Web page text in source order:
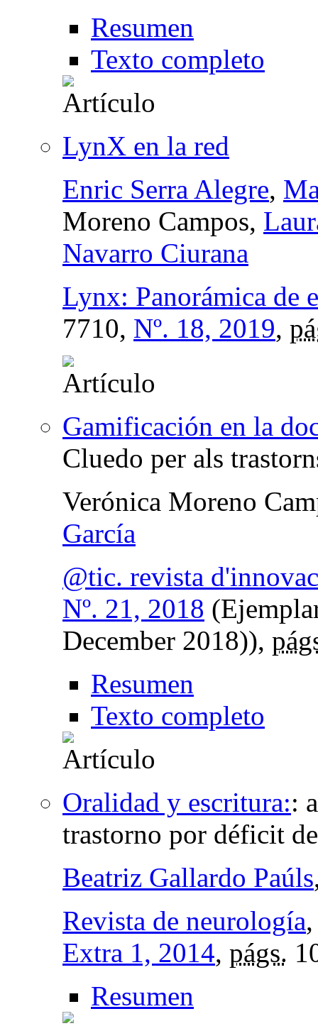
Resumen
Texto completo
LynX en la red
Enric Serra Alegre,
Moreno Campos,
Navarro Ciurana
Lynx: Panorámica de
7710, Nº. 18, 2019,
Gamificación en la
Cluedo per als
Verónica Moreno
García
@tic. revista
Nº. 21, 2018
December 2018)),
Resumen
Texto completo
Oralidad y escritura::
trastorno por déficit
Beatriz Gallardo Paúls
Revista de neurología
Extra 1, 2014, págs.
Resumen